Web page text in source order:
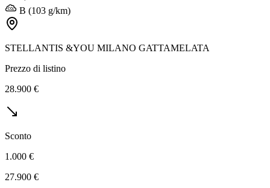
B (103 g/km)
STELLANTIS &YOU MILANO GATTAMELATA
Prezzo di listino
28.900 €
Sconto
1.000 €
27.900 €